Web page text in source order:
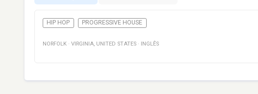
HIP HOP PROGRESSIVE HOUSE
NORFOLK · VIRGINIA, UNITED STATES · INGLÊS